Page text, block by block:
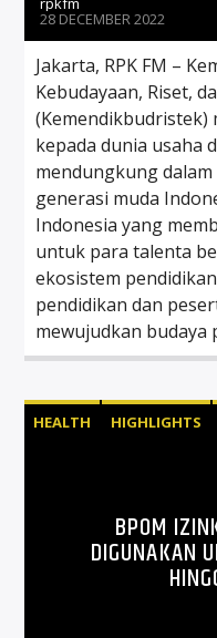
28 DECEMBER 2022
Jakarta, RPK FM –
Kebudayaan, Riset,
(Kemendikbudristek)
kepada dunia usaha
mendungkung
generasi muda
Indonesia yang
untuk para talenta
ekosistem
pendidikan dan
mewujudkan budaya
HEALTH HIGHLIGHTS
BPOM
DIGUNAKAN